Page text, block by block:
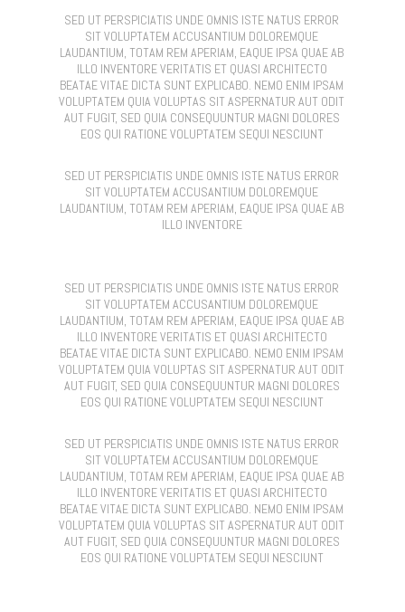
SED UT PERSPICIATIS UNDE OMNIS ISTE NATUS ERROR
SIT VOLUPTATEM ACCUSANTIUM DOLOREMQUE
LAUDANTIUM, TOTAM REM APERIAM, EAQUE IPSA QUAE AB
ILLO INVENTORE VERITATIS ET QUASI ARCHITECTO
BEATAE VITAE DICTA SUNT EXPLICABO. NEMO ENIM IPSAM
VOLUPTATEM QUIA VOLUPTAS SIT ASPERNATUR AUT ODIT
AUT FUGIT, SED QUIA CONSEQUUNTUR MAGNI DOLORES
EOS QUI RATIONE VOLUPTATEM SEQUI NESCIUNT
SED UT PERSPICIATIS UNDE OMNIS ISTE NATUS ERROR
SIT VOLUPTATEM ACCUSANTIUM DOLOREMQUE
LAUDANTIUM, TOTAM REM APERIAM, EAQUE IPSA QUAE AB
ILLO INVENTORE
SED UT PERSPICIATIS UNDE OMNIS ISTE NATUS ERROR
SIT VOLUPTATEM ACCUSANTIUM DOLOREMQUE
LAUDANTIUM, TOTAM REM APERIAM, EAQUE IPSA QUAE AB
ILLO INVENTORE VERITATIS ET QUASI ARCHITECTO
BEATAE VITAE DICTA SUNT EXPLICABO. NEMO ENIM IPSAM
VOLUPTATEM QUIA VOLUPTAS SIT ASPERNATUR AUT ODIT
AUT FUGIT, SED QUIA CONSEQUUNTUR MAGNI DOLORES
EOS QUI RATIONE VOLUPTATEM SEQUI NESCIUNT
SED UT PERSPICIATIS UNDE OMNIS ISTE NATUS ERROR
SIT VOLUPTATEM ACCUSANTIUM DOLOREMQUE
LAUDANTIUM, TOTAM REM APERIAM, EAQUE IPSA QUAE AB
ILLO INVENTORE VERITATIS ET QUASI ARCHITECTO
BEATAE VITAE DICTA SUNT EXPLICABO. NEMO ENIM IPSAM
VOLUPTATEM QUIA VOLUPTAS SIT ASPERNATUR AUT ODIT
AUT FUGIT, SED QUIA CONSEQUUNTUR MAGNI DOLORES
EOS QUI RATIONE VOLUPTATEM SEQUI NESCIUNT